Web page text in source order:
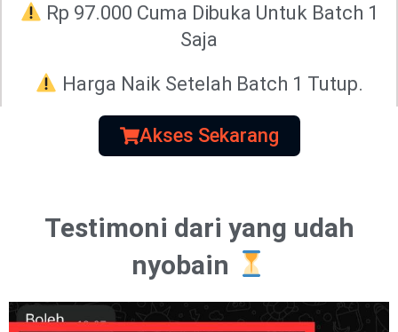
Rp 97.000 Cuma Dibuka Untuk Batch 1
Saja
Harga Naik Setelah Batch 1 Tutup.
Akses Sekarang
Testimoni dari yang udah
nyobain